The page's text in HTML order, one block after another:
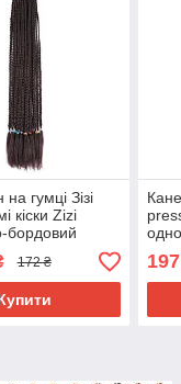
гумці Зізі
кіски Zizi
бордовий
афрокосички
вплетення в
172 ₴ 197